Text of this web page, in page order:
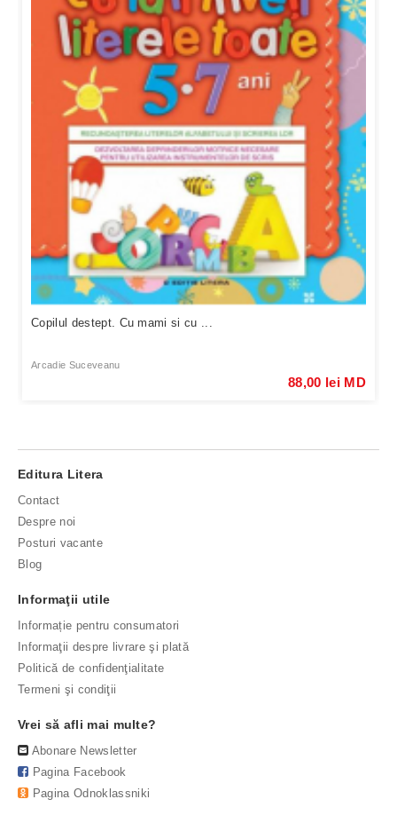
Copilul destept. Cu mami si cu ...
Arcadie Suceveanu
88,00 lei MD
Editura Litera
Contact
Despre noi
Posturi vacante
Blog
Informaţii utile
Informație pentru consumatori
Informaţii despre livrare şi plată
Politică de confidenţialitate
Termeni şi condiţii
Vrei să afli mai multe?
Abonare Newsletter
Pagina Facebook
Pagina Odnoklassniki